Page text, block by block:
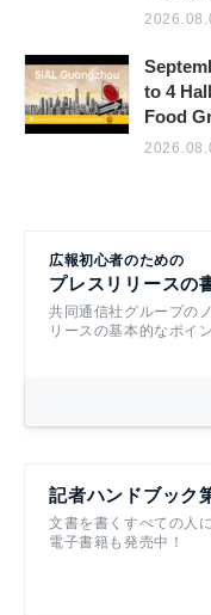
to 4
Food
広報初心者のための
プレスリリースの
共同通信社グループの
リースの基本的なポイ
記者ハンドブック
文書を書くすべての人
電子書籍も発売中！